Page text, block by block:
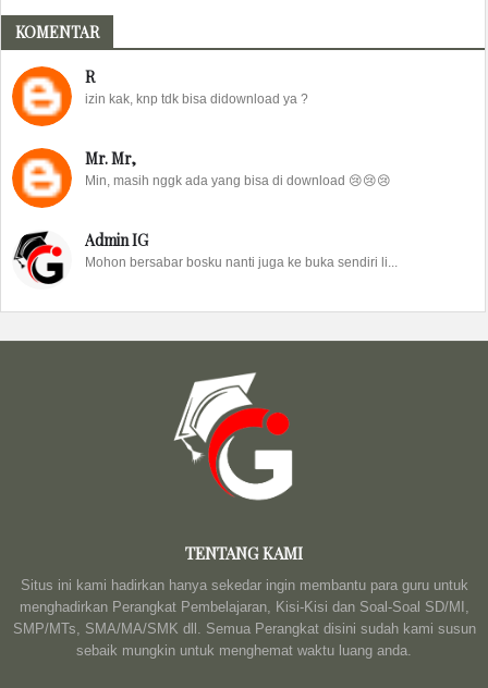
KOMENTAR
R
izin kak, knp tdk bisa didownload ya ?
Mr. Mr,
Min, masih nggk ada yang bisa di download 😢😢😢
Admin IG
Mohon bersabar bosku nanti juga ke buka sendiri li...
TENTANG KAMI
Situs ini kami hadirkan hanya sekedar ingin membantu para guru untuk
menghadirkan Perangkat Pembelajaran, Kisi-Kisi dan Soal-Soal SD/MI,
SMP/MTs, SMA/MA/SMK dll. Semua Perangkat disini sudah kami susun
sebaik mungkin untuk menghemat waktu luang anda.